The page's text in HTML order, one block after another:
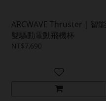
ARCWAVE Thruster｜智能
雙驅動電動飛機杯
NT$7,690